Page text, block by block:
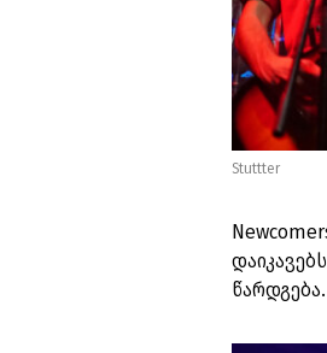
Stuttter
წარდგება.